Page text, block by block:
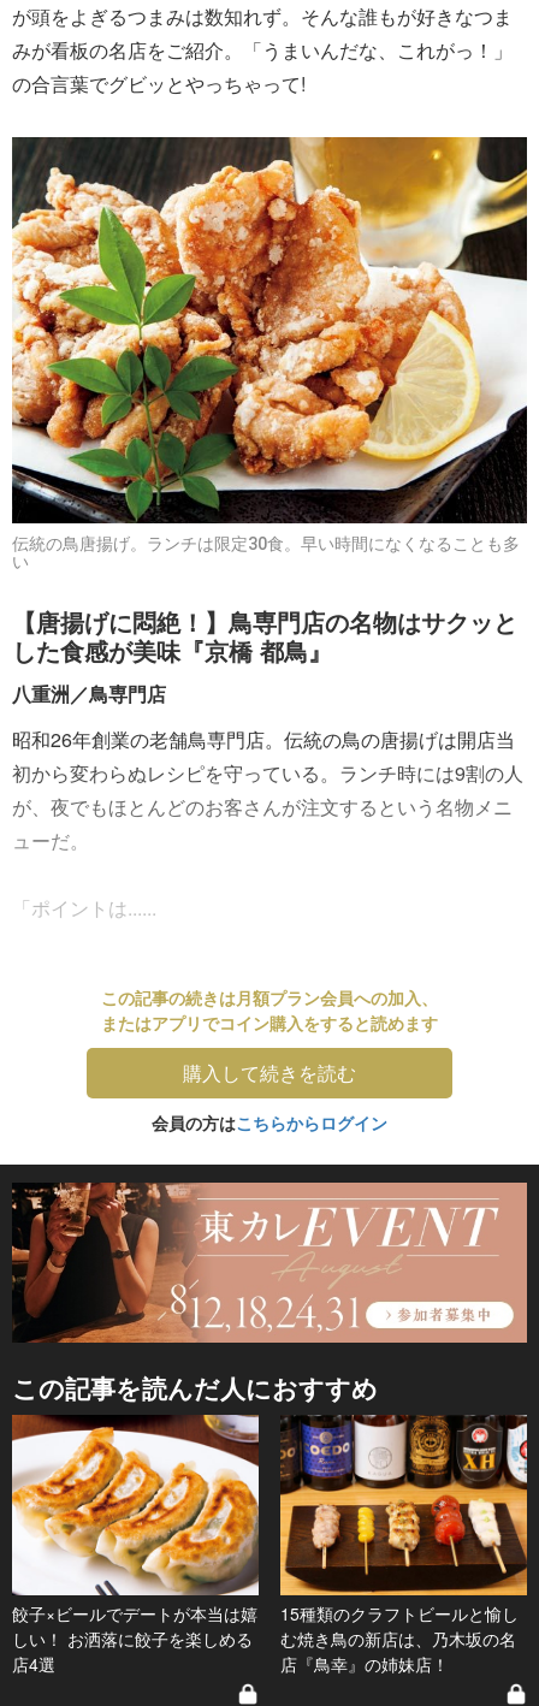
が頭をよぎるつまみは数知れず。そんな誰もが好きなつま
みが看板の名店をご紹介。「うまいんだな、これがっ！」
の合言葉でグビッとやっちゃって!
伝統の鳥唐揚げ。ランチは限定30食。早い時間になくなることも多
い
【唐揚げに悶絶！】鳥専門店の名物はサクッと
した食感が美味『京橋 都鳥』
八重洲／鳥専門店
昭和26年創業の老舗鳥専門店。伝統の鳥の唐揚げは開店当
初から変わらぬレシピを守っている。ランチ時には9割の人
が、夜でもほとんどのお客さんが注文するという名物メニ
ューだ。
「ポイントは......
この記事の続きは月額プラン会員への加入、
またはアプリでコイン購入をすると読めます
購入して続きを読む
会員の方はこちらからログイン
この記事を読んだ人におすすめ
餃子×ビールでデートが本当は嬉
しい！ お洒落に餃子を楽しめる
店4選
15種類のクラフトビールと愉し
む焼き鳥の新店は、乃木坂の名
店『鳥幸』の姉妹店！